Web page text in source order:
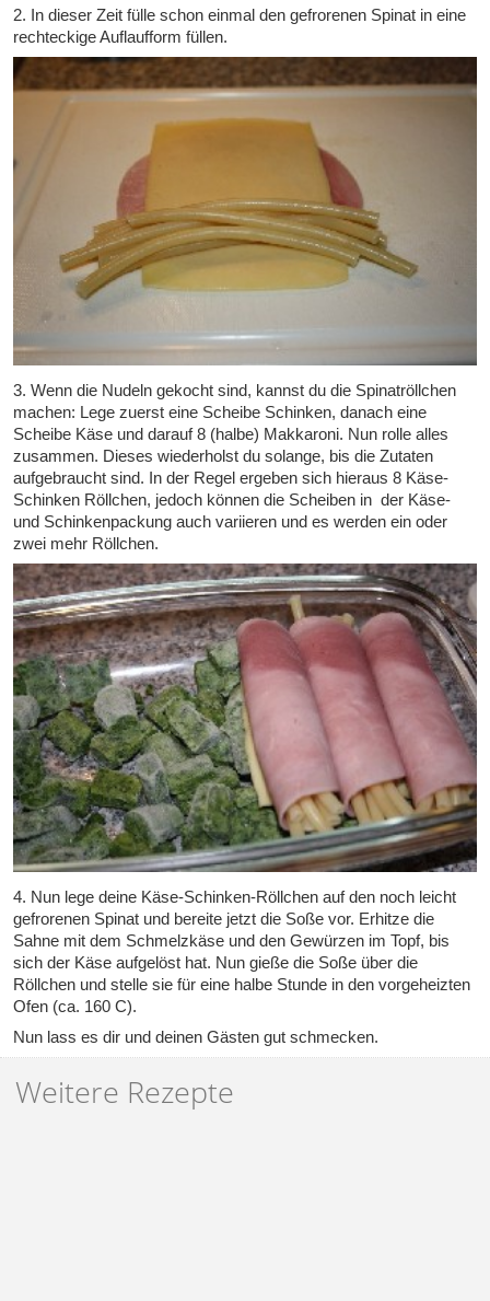
2. In dieser Zeit fülle schon einmal den gefrorenen Spinat in eine
rechteckige Auflaufform füllen.
3. Wenn die Nudeln gekocht sind, kannst du die Spinatröllchen
machen: Lege zuerst eine Scheibe Schinken, danach eine
Scheibe Käse und darauf 8 (halbe) Makkaroni. Nun rolle alles
zusammen. Dieses wiederholst du solange, bis die Zutaten
aufgebraucht sind. In der Regel ergeben sich hieraus 8 Käse-
Schinken Röllchen, jedoch können die Scheiben in der Käse-
und Schinkenpackung auch variieren und es werden ein oder
zwei mehr Röllchen.
4. Nun lege deine Käse-Schinken-Röllchen auf den noch leicht
gefrorenen Spinat und bereite jetzt die Soße vor. Erhitze die
Sahne mit dem Schmelzkäse und den Gewürzen im Topf, bis
sich der Käse aufgelöst hat. Nun gieße die Soße über die
Röllchen und stelle sie für eine halbe Stunde in den vorgeheizten
Ofen (ca. 160 C).
Nun lass es dir und deinen Gästen gut schmecken.
Weitere Rezepte